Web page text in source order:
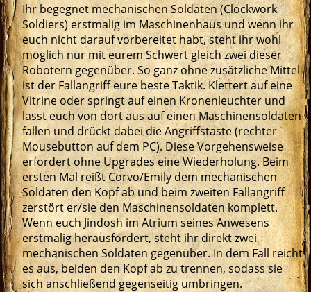
Ihr begegnet mechanischen Soldaten (Clockwork
Soldiers) erstmalig im Maschinenhaus und wenn ihr
euch nicht darauf vorbereitet habt, steht ihr wohl
möglich nur mit eurem Schwert gleich zwei dieser
Robotern gegenüber. So ganz ohne zusätzliche Mittel
ist der Fallangriff eure beste Taktik. Klettert auf eine
Vitrine oder springt auf einen Kronenleuchter und
lasst euch von dort aus auf einen Maschinensoldaten
fallen und drückt dabei die Angriffstaste (rechter
Mousebutton auf dem PC). Diese Vorgehensweise
erfordert ohne Upgrades eine Wiederholung. Beim
ersten Mal reißt Corvo/Emily dem mechanischen
Soldaten den Kopf ab und beim zweiten Fallangriff
zerstört er/sie den Maschinensoldaten komplett.
Wenn euch Jindosh im Atrium seines Anwesens
erstmalig herausfordert, steht ihr direkt zwei
mechanischen Soldaten gegenüber. In dem Fall reicht
es aus, beiden den Kopf ab zu trennen, sodass sie
sich anschließend gegenseitig umbringen.